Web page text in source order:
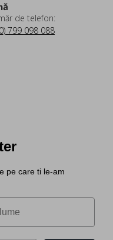
de telefon:
799 098 088
pe care ti le-am